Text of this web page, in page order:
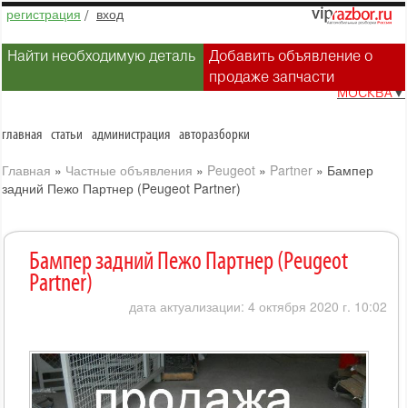
регистрация / вход
Найти необходимую деталь
Добавить объявление о
продаже запчасти
МОСКВА▼
главная статьи администрация авторазборки
Главная » Частные объявления » Peugeot » Partner » Бампер
задний Пежо Партнер (Peugeot Partner)
Бампер задний Пежо Партнер (Peugeot
Partner)
дата актуализации: 4 октября 2020 г. 10:02